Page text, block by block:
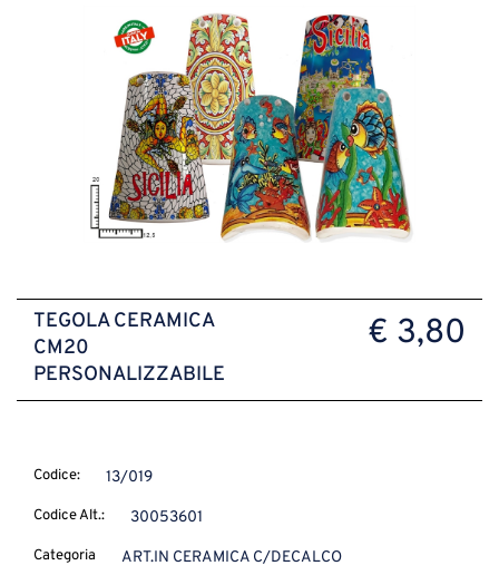
TEGOLA CERAMICA
CM20
PERSONALIZZABILE
€ 3,80
Codice: 13/019
Codice Alt.: 30053601
Categoria ART.IN CERAMICA C/DECALCO